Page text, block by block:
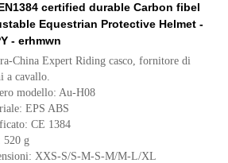
certified durable Carbon fibel
Equestrian Protective Helmet -
- erhmwn
China Expert Riding casco, fornitore di
a cavallo.
modello: Au-H08
EPS ABS
CE 1384
520 g
XXS-S/S-M-S-M/M-L/XL